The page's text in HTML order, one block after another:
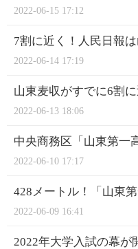
2022-06-15 17:12
7割に近く！人民日報
2022-06-14 17:19
山東麦収がすでに6割に
2022-06-13 18:06
中央商務区「山東第一
2022-06-10 17:17
428メートル！「山東
2022-06-09 16:41
2022年大学入試の幕が